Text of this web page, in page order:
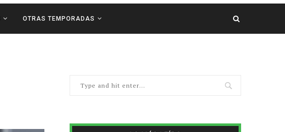
OTRAS TEMPORADAS